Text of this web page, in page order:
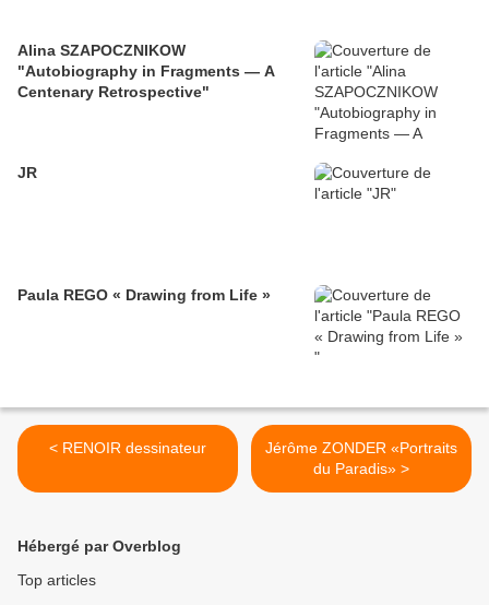
Alina SZAPOCZNIKOW
"Autobiography in Fragments — A
Centenary Retrospective"
JR
Paula REGO « Drawing from Life »
< RENOIR dessinateur
Jérôme ZONDER «Portraits
du Paradis» >
Hébergé par Overblog
Top articles